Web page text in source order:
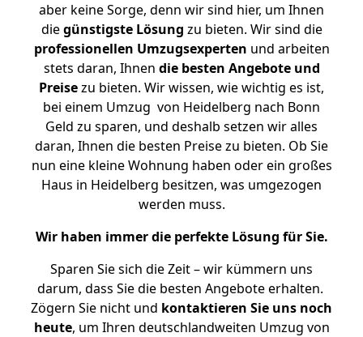
aber keine Sorge, denn wir sind hier, um Ihnen
diegünstigste Lösung zu bieten. Wir sind die
professionellen Umzugsexperten und arbeiten
stets daran, Ihnen die besten Angebote und
Preisezu bieten. Wir wissen, wie wichtig es ist,
bei einem Umzug von Heidelberg nach Bonn
Geld zu sparen, und deshalb setzen wir alles
daran, Ihnen die besten Preise zu bieten. Ob Sie
nun eine kleine Wohnung haben oder ein großes
Haus in Heidelberg besitzen, was umgezogen
werden muss.
Wir haben immer die perfekte Lösung für Sie.
Sparen Sie sich die Zeit – wir kümmern uns
darum, dass Sie die besten Angebote erhalten.
Zögern Sie nicht und kontaktieren Sie uns noch
heute, um Ihren deutschlandweiten Umzug von